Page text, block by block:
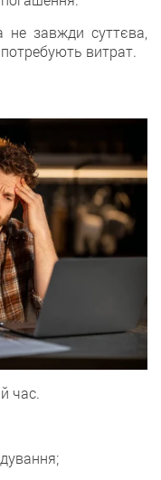
не завжди суттєва,
витрат.
час.